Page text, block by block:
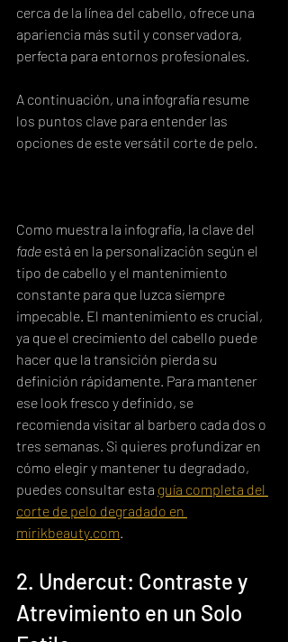
cerca de la línea del cabello, ofrece una
apariencia más sutil y conservadora,
perfecta para entornos profesionales.
A continuación, una infografía resume
los puntos clave para entender las
opciones de este versátil corte de pelo.
Como muestra la infografía, la clave del
fade está en la personalización según el
tipo de cabello y el mantenimiento
constante para que luzca siempre
impecable. El mantenimiento es crucial,
ya que el crecimiento del cabello puede
hacer que la transición pierda su
definición rápidamente. Para mantener
ese look fresco y definido, se
recomienda visitar al barbero cada dos o
tres semanas. Si quieres profundizar en
cómo elegir y mantener tu degradado,
puedes consultar esta guía completa del
corte de pelo degradado en
mirikbeauty.com.
2. Undercut: Contraste y
Atrevimiento en un Solo